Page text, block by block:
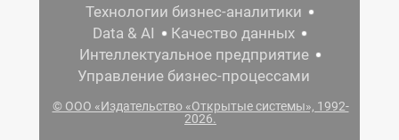
Технологии бизнес-аналитики
Data & AI
Качество данных
Интеллектуальное предприятие
Управление бизнес-процессами
© ООО «Издательство «Открытые системы», 1992-
2026.